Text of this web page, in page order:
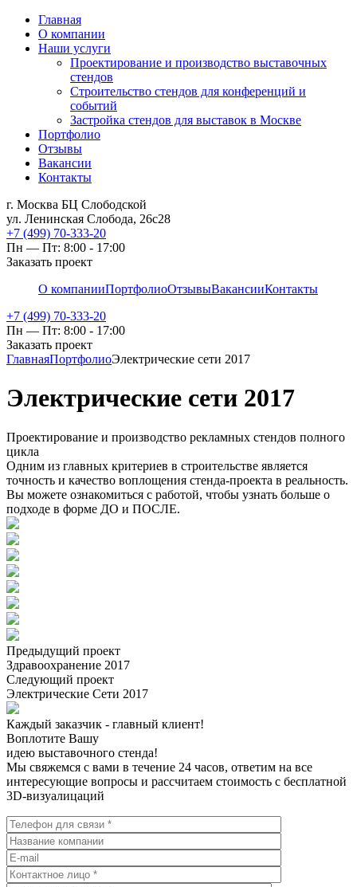
Главная
О компании
Наши услуги
Проектирование и производство выставочных
стендов
Строительство стендов для конференций и
событий
Застройка стендов для выставок в Москве
Портфолио
Отзывы
Вакансии
Контакты
г. Москва БЦ Слободской
ул. Ленинская Слобода, 26с28
+7 (499) 70-333-20
Пн — Пт: 8:00 - 17:00
Заказать проект
О компанииПортфолиоОтзывыВакансииКонтакты
+7 (499) 70-333-20
Пн — Пт: 8:00 - 17:00
Заказать проект
ГлавнаяПортфолиоЭлектрические сети 2017
Электрические сети 2017
Проектирование и производство рекламных стендов полного
цикла
Одним из главных критериев в строительстве является
точность и качество воплощения стенда-проекта в реальность.
Вы можете ознакомиться с работой, чтобы узнать больше о
подходе в форме ДО и ПОСЛЕ.
Предыдущий проект
Здравоохранение 2017
Следующий проект
Электрические Сети 2017
Каждый заказчик - главный клиент!
Воплотите Вашу
идею выставочного стенда!
Мы свяжемся с вами в течение 24 часов, ответим на все
интересующие вопросы и рассчитаем стоимость с бесплатной
3D-визуалицаций